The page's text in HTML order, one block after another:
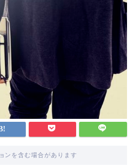
ンを含む場合があります